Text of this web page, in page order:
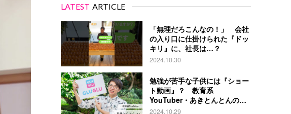
LATEST ARTICLE
「無理だろこんなの！」 会社
の入り口に仕掛けられた『ドッ
キリ』に、社長は…？
2024.10.30
勉強が苦手な子供には『ショー
ト動画』？ 教育系
YouTuber・あきとんとんの戦
略とは
2024.10.29